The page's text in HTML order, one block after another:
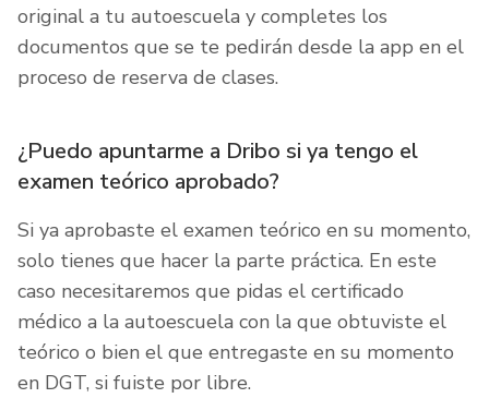
original a tu autoescuela y completes los
documentos que se te pedirán desde la app en el
proceso de reserva de clases.
¿Puedo apuntarme a Dribo si ya tengo el
examen teórico aprobado?
Si ya aprobaste el examen teórico en su momento,
solo tienes que hacer la parte práctica. En este
caso necesitaremos que pidas el certificado
médico a la autoescuela con la que obtuviste el
teórico o bien el que entregaste en su momento
en DGT, si fuiste por libre.